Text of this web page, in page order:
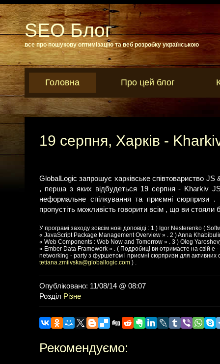
SEO Блог
все про пошукову оптимізацію та веб розробку українською
Головна Про цей блог
19 серпня, Харків -
GlobalLogic запрошує харківське співтовариство
, перша з яких відбудеться 19 серпня - Kharkiv
неформальне спілкування та приємні сюрпризи
пропустіть можливість говорити всім , що ви стояли
У програмі заходу зовсім нові доповіді : 1 ) Igor Nesterenko (
« JavaScript Package Management Overview » . 2 ) Anna
« Web Components : Web Now and Tomorrow » . 3 ) Oleg
« Ember Data Framework » . ( Подробиці ви отримаєте на свій e -
networking - party з фуршетом і приємні сюрпризи для активних
tetiana.zmiivska@globallogic.com ) .
Опубліковано: 11/08/14 @ 08:07
Розділ Різне
Рекомендуємо: